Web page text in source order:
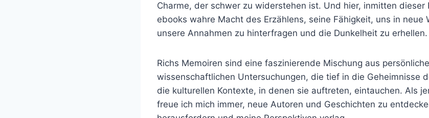
Charme, der schwer zu widerstehen ist. Und hier, inmitten dieser
ebooks wahre Macht des Erzählens, seine Fähigkeit, uns in neue
unsere Annahmen zu hinterfragen und die Dunkelheit zu erhellen.
Richs Memoiren sind eine faszinierende Mischung aus
wissenschaftlichen Untersuchungen, die tief in die Geheimnisse
die kulturellen Kontexte, in denen sie auftreten, eintauchen. Als
freue ich mich immer, neue Autoren und Geschichten zu